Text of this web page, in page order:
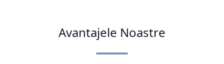
Avantajele Noastre